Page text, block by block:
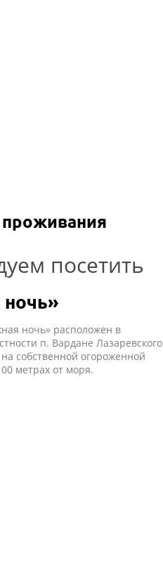
посетить
ночь» расположен в
п. Вардане Лазаревского
собственной огороженной
метрах от моря.